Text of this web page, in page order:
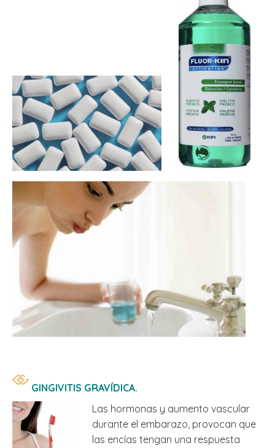
GINGIVITIS GRAVÍDICA.
Las hormonas y aumento vascular
durante el embarazo, provocan que
las encías tengan una respuesta